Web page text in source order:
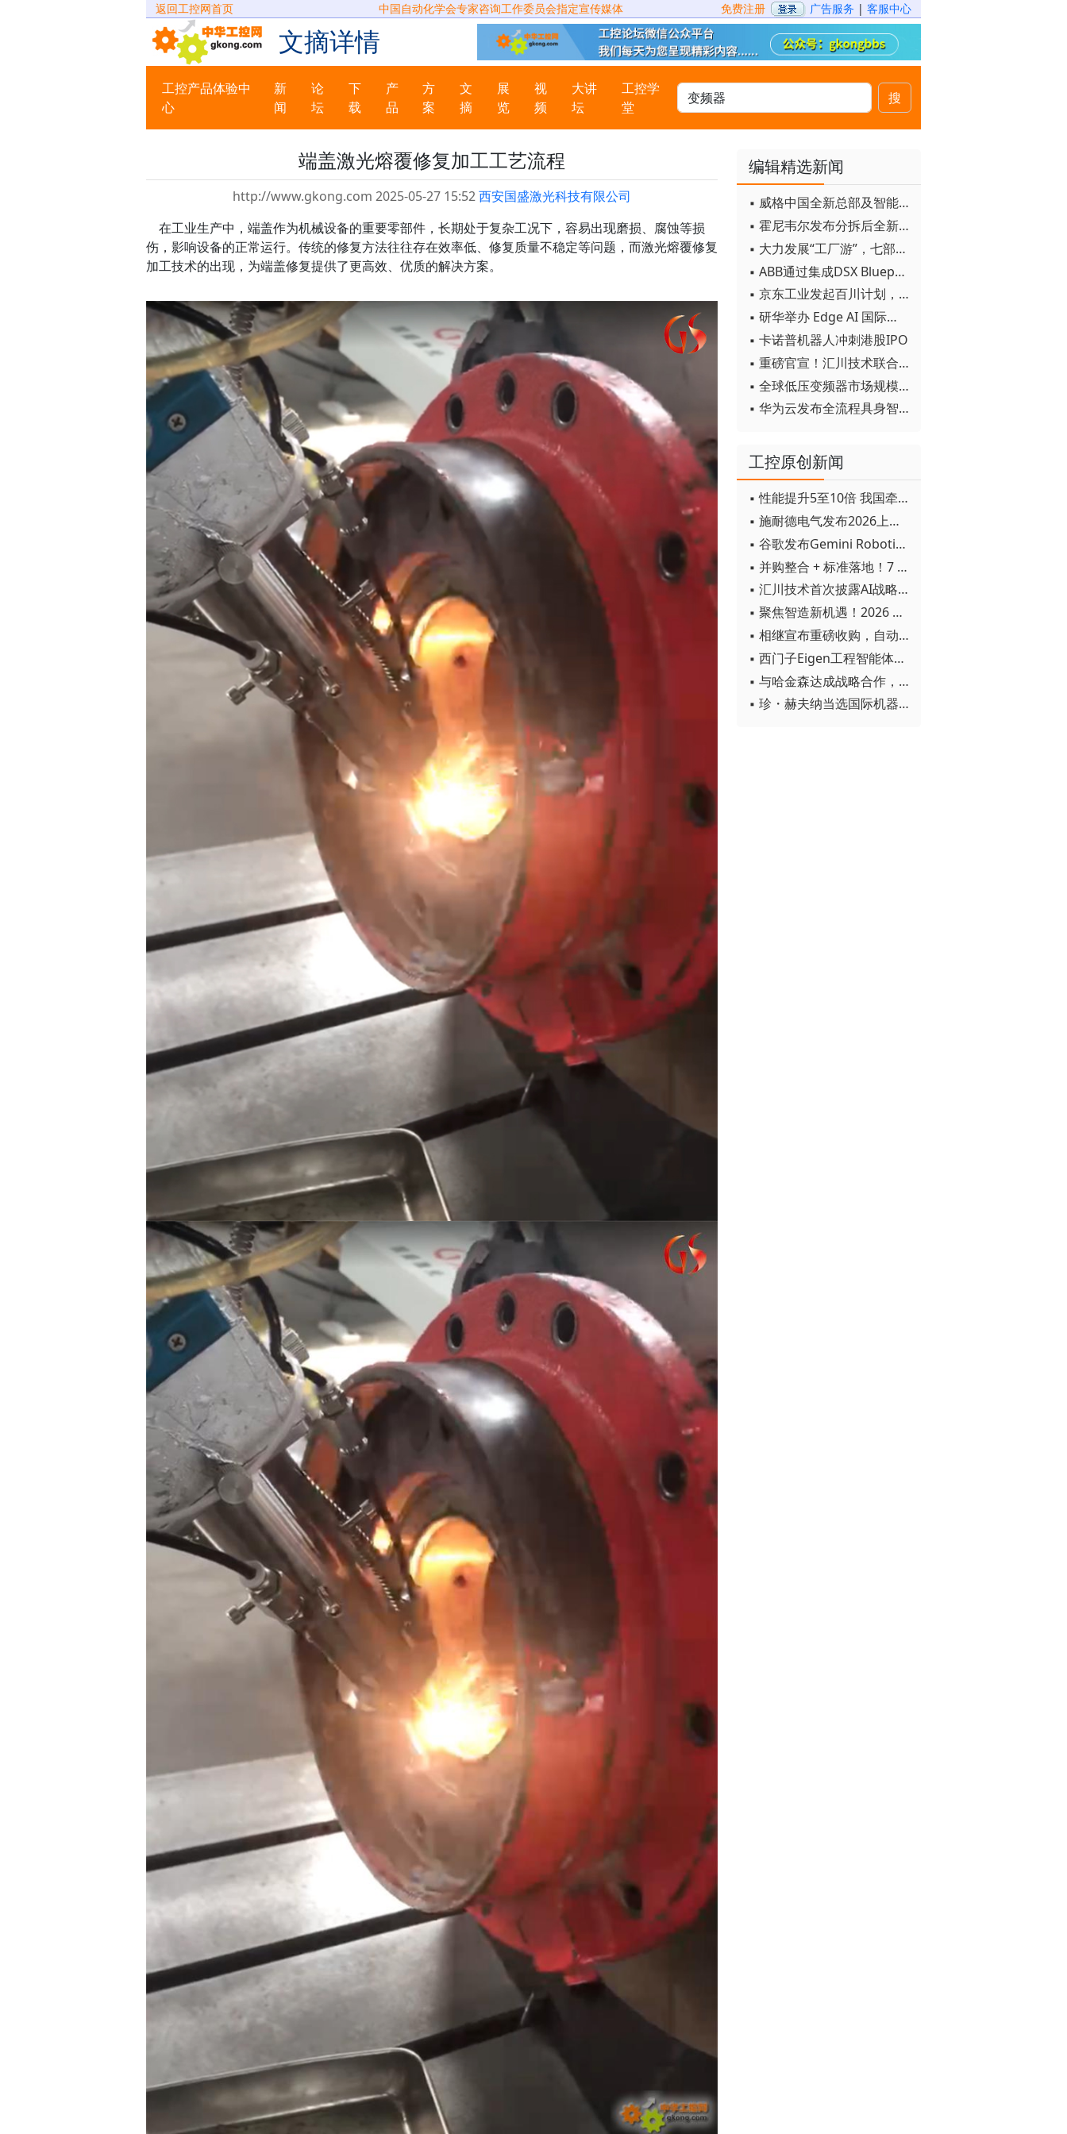
返回工控网首页 中国自动化学会专家咨询工作委员会指定宣传媒体 免费注册 广告服务 | 客服中心
文摘详情
工控产品体验中
心
新
闻
论
坛
下
载
产
品
方
案
文
摘
展
览
视
频
大讲
坛
工控学
堂
搜
端盖激光熔覆修复加工工艺流程
http://www.gkong.com 2025-05-27 15:52西安国盛激光科技有限公司
在工业生产中，端盖作为机械设备的重要零部件，长期处于复杂工况下，容易出现磨损、腐蚀等损
伤，影响设备的正常运行。传统的修复方法往往存在效率低、修复质量不稳定等问题，而激光熔覆修复
加工技术的出现，为端盖修复提供了更高效、优质的解决方案。
编辑精选新闻
▪ 威格中国全新总部及智能工厂启用
▪ 霍尼韦尔发布分拆后全新品牌：霍尼韦尔科技与霍尼韦尔航空航天
▪ 大力发展“工厂游”，七部门联合发文！
▪ ABB通过集成DSX Blueprint AI基础设施，扩大与英伟达的合作
▪ 京东工业发起百川计划， 构建工业大模型新生态
▪ 研华举办 Edge AI 国际论坛
▪ 卡诺普机器人冲刺港股IPO
▪ 重磅官宣！汇川技术联合发起 D12 联盟，开创产教融合新范式
▪ 全球低压变频器市场规模2030年将超170亿美元
▪ 华为云发布全流程具身智能开发平台CloudRobo
工控原创新闻
▪ 性能提升5至10倍 我国牵头制定的WiTSnet工业以太网国际标准正式发布
▪ 施耐德电气发布2026上半年可持续发展成绩单 "Impact 2030"路线图开局稳健
▪ 谷歌发布Gemini Robotics 2模型 实现人形机器人全身智能控制突破
▪ 并购整合 + 标准落地！7 月工业自动化产业动态速递
▪ 汇川技术首次披露AI战略进展：从两个方面推动“AI业务化”落地
▪ 聚焦智造新机遇！2026 青岛数字化及智能制造技术论坛圆满落幕
▪ 相继宣布重磅收购，自动化巨头新一轮并购潮剑指何方？
▪ 西门子Eigen工程智能体落地中国，工业AI跨越物理世界“确定性”拐点
▪ 与哈金森达成战略合作，乐聚机器人何以持续获得工业巨头青睐？
▪ 珍・赫夫纳当选国际机器人联合会新任主席